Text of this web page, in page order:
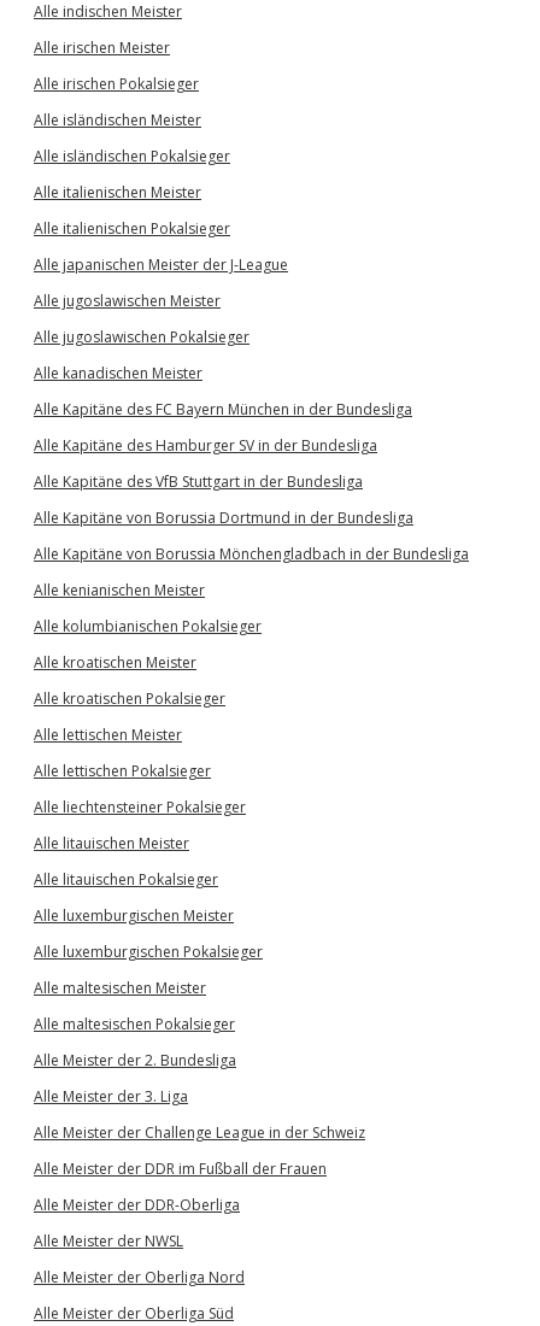
Alle indischen Meister
Alle irischen Meister
Alle irischen Pokalsieger
Alle isländischen Meister
Alle isländischen Pokalsieger
Alle italienischen Meister
Alle italienischen Pokalsieger
Alle japanischen Meister der J-League
Alle jugoslawischen Meister
Alle jugoslawischen Pokalsieger
Alle kanadischen Meister
Alle Kapitäne des FC Bayern München in der Bundesliga
Alle Kapitäne des Hamburger SV in der Bundesliga
Alle Kapitäne des VfB Stuttgart in der Bundesliga
Alle Kapitäne von Borussia Dortmund in der Bundesliga
Alle Kapitäne von Borussia Mönchengladbach in der Bundesliga
Alle kenianischen Meister
Alle kolumbianischen Pokalsieger
Alle kroatischen Meister
Alle kroatischen Pokalsieger
Alle lettischen Meister
Alle lettischen Pokalsieger
Alle liechtensteiner Pokalsieger
Alle litauischen Meister
Alle litauischen Pokalsieger
Alle luxemburgischen Meister
Alle luxemburgischen Pokalsieger
Alle maltesischen Meister
Alle maltesischen Pokalsieger
Alle Meister der 2. Bundesliga
Alle Meister der 3. Liga
Alle Meister der Challenge League in der Schweiz
Alle Meister der DDR im Fußball der Frauen
Alle Meister der DDR-Oberliga
Alle Meister der NWSL
Alle Meister der Oberliga Nord
Alle Meister der Oberliga Süd